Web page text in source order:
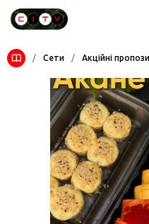
/ Сети / Акційні